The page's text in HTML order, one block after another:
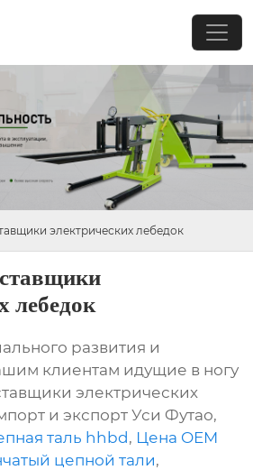
электрических лебедок
лебедок
развития и
клиентам идущие в ногу
электрических
и экспорт Уси Футао,
таль hhbd, Цена OEM
цепной тали,